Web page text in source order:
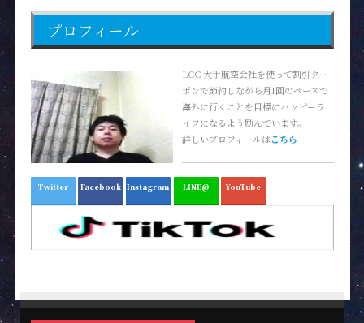
プロフィール
LCC 大手航空会社を使って割引クー
ポンで節約しながら月1回のペースで
海外に行くことを目標にハッピーラ
イフになるよう励んでいます。
詳しいプロフィールはこちら
Twitter Facebook Instagram LINE@ YouTube